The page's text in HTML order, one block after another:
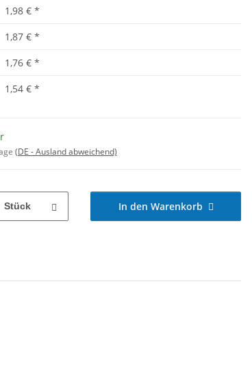
1,98 € *
1,87 € *
1,76 € *
1,54 € *
(DE - Ausland abweichend)
Stück In den Warenkorb